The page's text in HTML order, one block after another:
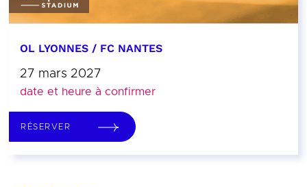
OL LYONNES / FC NANTES
27 mars 2027
date et heure à confirmer
RÉSERVER